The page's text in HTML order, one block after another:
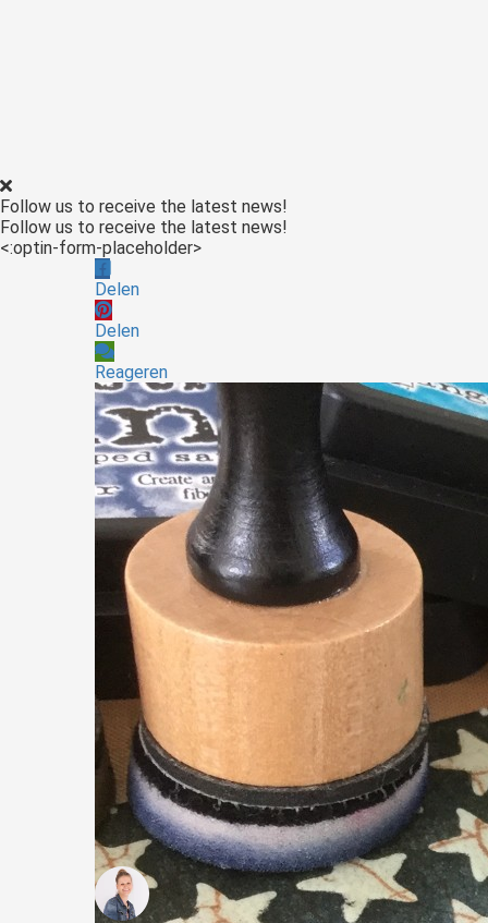
Follow us to receive the latest news!
Follow us to receive the latest news!
<:optin-form-placeholder>
Delen
Delen
Reageren